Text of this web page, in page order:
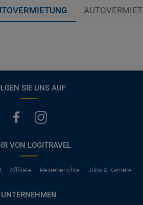
Strafzettel
SIE UNS AUF
VON LOGITRAVEL
Affiliate Reiseberichte Jobs & Karriere
UNTERNEHMEN